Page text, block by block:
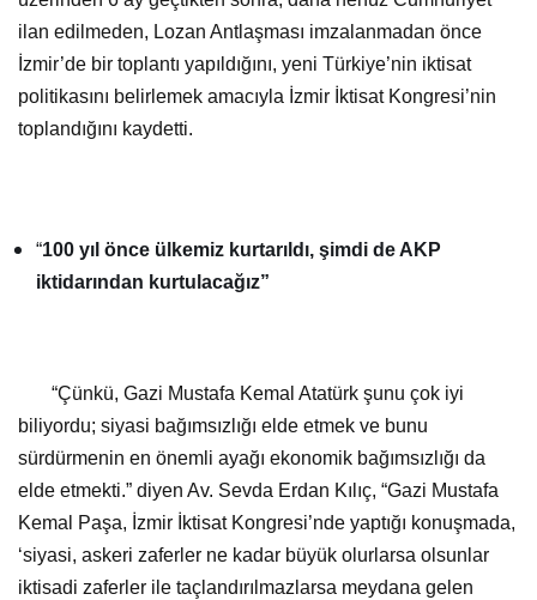
politikasını belirlemek amacıyla İzmir İktisat Kongresi’nin
toplandığını kaydetti.
sürdürmenin en önemli ayağı ekonomik bağımsızlığı da
elde etmekti.” diyen Av. Sevda Erdan Kılıç, “Gazi Mustafa
Kemal Paşa, İzmir İktisat Kongresi’nde yaptığı konuşmada,
‘siyasi, askeri zaferler ne kadar büyük olurlarsa olsunlar
iktisadi zaferler ile taçlandırılmazlarsa meydana gelen
zaferler devamlı olmaz, az zamanda söner.’ demiştir. Gazi
Mustafa Kemal Atatürk ekonomik bağımsızlığa özel bir